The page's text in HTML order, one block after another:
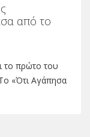
από το
το πρώτο του
«Ότι Αγάπησα